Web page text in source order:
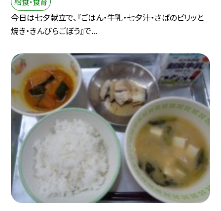
今日は七夕献立で、『ごはん・牛乳・七夕汁・さばのピリッと
焼き・きんぴらごぼう』で...